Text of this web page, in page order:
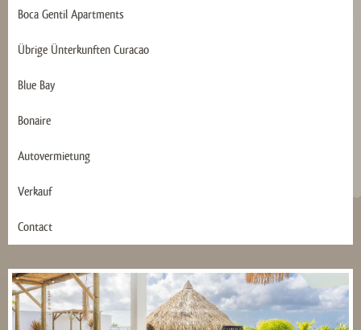
Boca Gentil Apartments
Übrige Ünterkunften Curacao
Blue Bay
Bonaire
Autovermietung
Verkauf
Contact